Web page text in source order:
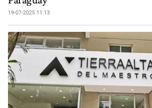
19-07-2025 11:13